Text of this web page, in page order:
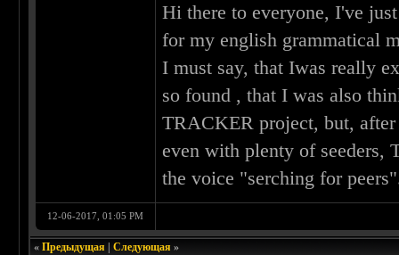
Hi there to everyone, I've
for my english grammatical
I must say, that Iwas really
so found , that I was also
TRACKER project, but,
even with plenty of
the voice "serching for
12-06-2017, 01:05 PM
«Предыдущая |Следующая »